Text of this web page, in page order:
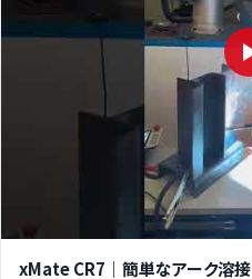
xMate CR7｜簡単なアーク溶接